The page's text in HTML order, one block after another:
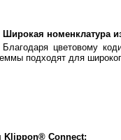
Широкая номенклатура
Благодаря цветовому
подходят для
Klippon® Connect: